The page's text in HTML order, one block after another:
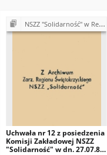
NSZZ "Solidarność" w Rejonie Budowy Dróg w Kielcach
Uchwała nr 12 z posiedzenia
Komisji Zakładowej NSZZ
"Solidarność" w dn. 27.07.81